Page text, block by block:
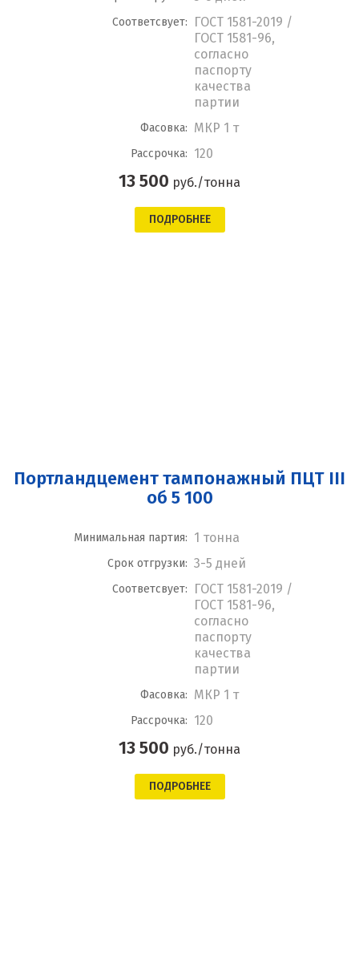
Соответсвует:
ГОСТ 1581-2019 /
ГОСТ 1581-96,
согласно
паспорту
качества
партии
Фасовка: МКР 1 т
Рассрочка: 120
13 500 руб./тонна
ПОДРОБНЕЕ
Портландцемент тампонажный ПЦТ III
об 5 100
Минимальная партия: 1 тонна
Срок отгрузки: 3-5 дней
Соответсвует:
ГОСТ 1581-2019 /
ГОСТ 1581-96,
согласно
паспорту
качества
партии
Фасовка: МКР 1 т
Рассрочка: 120
13 500 руб./тонна
ПОДРОБНЕЕ